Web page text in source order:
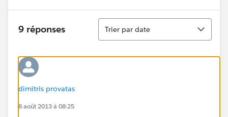
9 réponses
Tri
Trier par date
dimitris provatas
8 août 2013 à 08:25